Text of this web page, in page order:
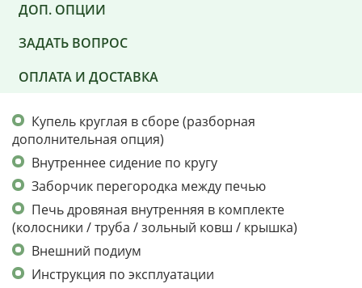
ДОП. ОПЦИИ
ЗАДАТЬ ВОПРОС
ОПЛАТА И ДОСТАВКА
Купель круглая в сборе (разборная
дополнительная опция)
Внутреннее сидение по кругу
Заборчик перегородка между печью
Печь дровяная внутренняя в комплекте
(колосники / труба / зольный ковш / крышка)
Внешний подиум
Инструкция по эксплуатации